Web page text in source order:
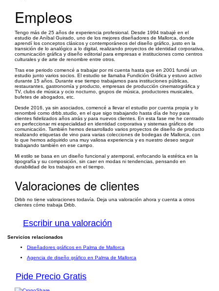
Empleos
Tengo más de 25 años de experiencia profesional. Desde 1994 trabajé en el
estudio de Aníbal Guirado, uno de los mejores diseñadores de Mallorca, donde
aprendí los conceptos clásicos y contemporáneos del diseño gráfico, justo en la
transición de lo analógico a lo digital, realizando proyectos de identidad corporativa,
comunicación gráfica y diseño editorial para empresas e instituciones como centros
culturales y de arte de renombre entre otros.
Tras ese periodo comencé a trabajar por mi cuenta hasta que en 2001 fundé un
estudio junto varios socios. El estudio se llamaba Fundición Gráfica y estuvo activo
durante 15 años. Durante ese tiempo trabajamos para instituciones públicas,
restaurantes, gastronomía y producto, empresas de producción cinematográfica y
TV, clubs de música y ocio nocturno, grupos de música, productores musicales,
bufetes de abogados, etc.
Desde 2016, ya sin asociados, comencé a llevar el estudio por cuenta propia y lo
renombré como drbb.studio, en el que sigo trabajando hasta día de hoy para
clientes fidelizados años atrás y para nuevos clientes. En esta fase me he centrado
en perfeccionar mi especialidad en identidad corporativa y sistemas gráficos de
comunicación. También hemos desarrollado varios proyectos de diseño de producto
realizando etiquetas de vino para varias colecciones de bodegas de Mallorca, con
lo que hemos adquirido una muy valiosa experiencia y es nuestro deseo seguir
trabajando también en ese campo.
Mi estilo se basa en un diseño funcional y atemporal, enfocando la estética en la
tipografía y su composición, sin caer en modas ni tendencias, pensando en
durabilidad de los trabajos en el tiempo.
Valoraciones de clientes
Drbb no tiene valoraciones todavía. Deja una valoración ahora y cuenta a otros
clientes cómo trabaja Drbb.
Escribir una valoración
Servicios relacionados
Diseñadores gráficos en Palma de Mallorca
Agencia de diseño gráfico en Palma de Mallorca
Pide Precio Gratis